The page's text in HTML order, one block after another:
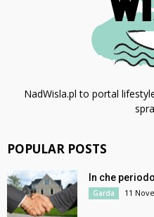
NadWisla.pl to portal
POPULAR POSTS
In che
Garda 11